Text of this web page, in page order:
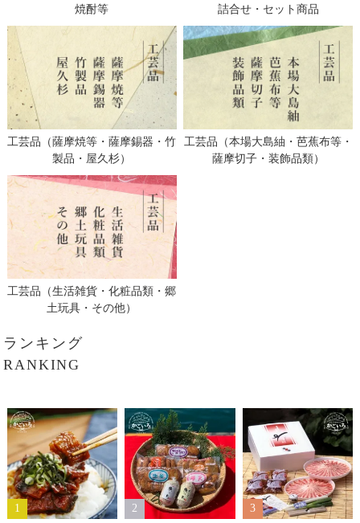
焼酎等 詰合せ・セット商品
工芸品（薩摩焼等・薩摩錫器・竹
製品・屋久杉）
工芸品（本場大島紬・芭蕉布等・
薩摩切子・装飾品類）
工芸品（生活雑貨・化粧品類・郷
土玩具・その他）
ランキング
RANKING
1 2 3